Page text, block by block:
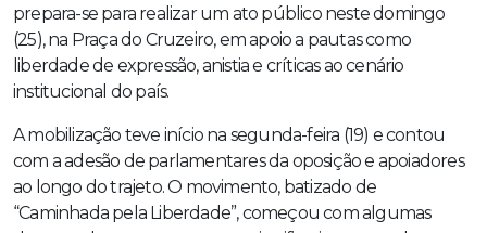
prepara-se para realizar um ato público neste domingo
(25), na Praça do Cruzeiro, em apoio a pautas como
liberdade de expressão, anistia e críticas ao cenário
institucional do país.
A mobilização teve início na segunda-feira (19) e contou
com a adesão de parlamentares da oposição e apoiadores
ao longo do trajeto. O movimento, batizado de
“Caminhada pela Liberdade”, começou com algumas